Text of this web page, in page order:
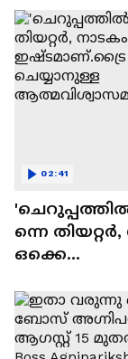
ന്നെ
ഒക്കെ
ചെയ്യാനുള്ള
യിരുന്നില്ല'
02:41